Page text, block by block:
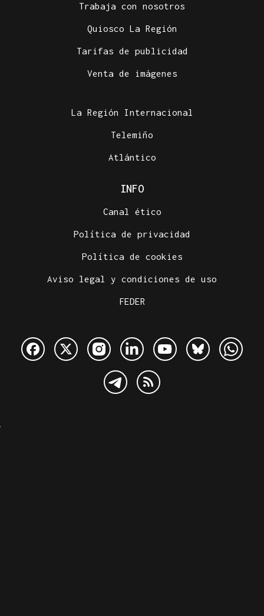
Trabaja con nosotros
Quiosco La Región
Tarifas de publicidad
Venta de imágenes
La Región Internacional
Telemiño
Atlántico
INFO
Canal ético
Política de privacidad
Política de cookies
Aviso legal y condiciones de uso
FEDER